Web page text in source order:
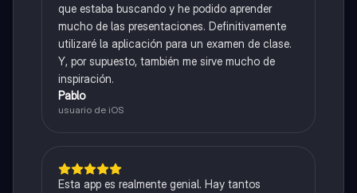
que estaba buscando y he podido aprender
mucho de las presentaciones. Definitivamente
utilizaré la aplicación para un examen de clase.
Y, por supuesto, también me sirve mucho de
inspiración.
Pablo
usuario de iOS
Esta app es realmente genial. Hay tantos